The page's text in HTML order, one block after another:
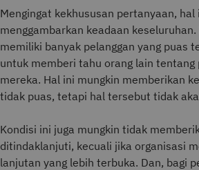
Mengingat kekhususan pertanyaan,
menggambarkan keadaan
memiliki banyak pelanggan yang puas
untuk memberi tahu orang lain tentang
mereka. Hal ini mungkin memberikan
tidak puas, tetapi hal tersebut tidak
Kondisi ini juga mungkin tidak
ditindaklanjuti, kecuali jika organisasi
lanjutan yang lebih terbuka. Dan, bagi